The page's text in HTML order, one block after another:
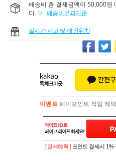
배송비 총 결제금액이 50,000원
다. ▷ 배송비부과기준
실시간 재고 및 매장위치
이벤트 페이포인트 적립 혜
이벤트페이포인트 적립 혜
[ 결제혜택 ] 포인트 결제시 1%